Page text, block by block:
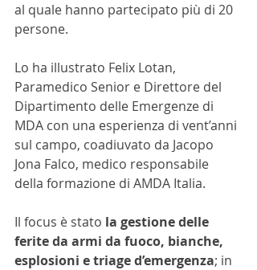
al quale hanno partecipato più di 20
persone.
Lo ha illustrato Felix Lotan,
Paramedico Senior e Direttore del
Dipartimento delle Emergenze di
MDA con una esperienza di vent’anni
sul campo, coadiuvato da Jacopo
Jona Falco, medico responsabile
della formazione di AMDA Italia.
Il focus è stato la gestione delle
ferite da armi da fuoco, bianche,
esplosioni e triage d’emergenza; in